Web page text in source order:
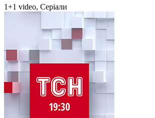
1+1 video, Серіали